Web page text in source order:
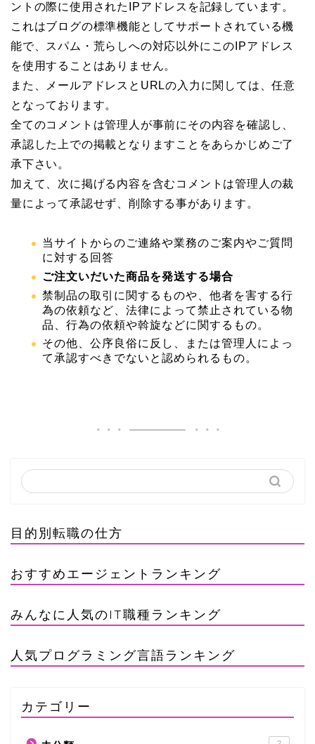
ントの際に使用されたIPアドレスを記録しています。
これはブログの標準機能としてサポートされている機
能で、スパム・荒らしへの対応以外にこのIPアドレス
を使用することはありません。
また、メールアドレスとURLの入力に関しては、任意
となっております。
全てのコメントは管理人が事前にその内容を確認し、
承認した上での掲載となりますことをあらかじめご了
承下さい。
加えて、次に掲げる内容を含むコメントは管理人の裁
量によって承認せず、削除する事があります。
当サイトからのご連絡や業務のご案内やご質問
に対する回答
ご注文いだいた商品を発送する場合
禁制品の取引に関するものや、他者を害する行
為の依頼など、法律によって禁止されている物
品、行為の依頼や斡旋などに関するもの。
その他、公序良俗に反し、または管理人によっ
て承認すべきでないと認められるもの。
目的別転職の仕方
おすすめエージェントランキング
みんなに人気のIT職種ランキング
人気プログラミング言語ランキング
カテゴリー